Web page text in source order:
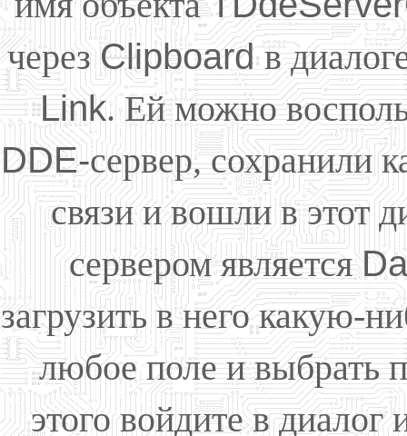
черезClipboardв
Link. Ей можно
DDE-сервер, сохранили
связи и вошли в этот
сервером является
загрузить в него какую-
любое поле и выбрать
этого войдите в